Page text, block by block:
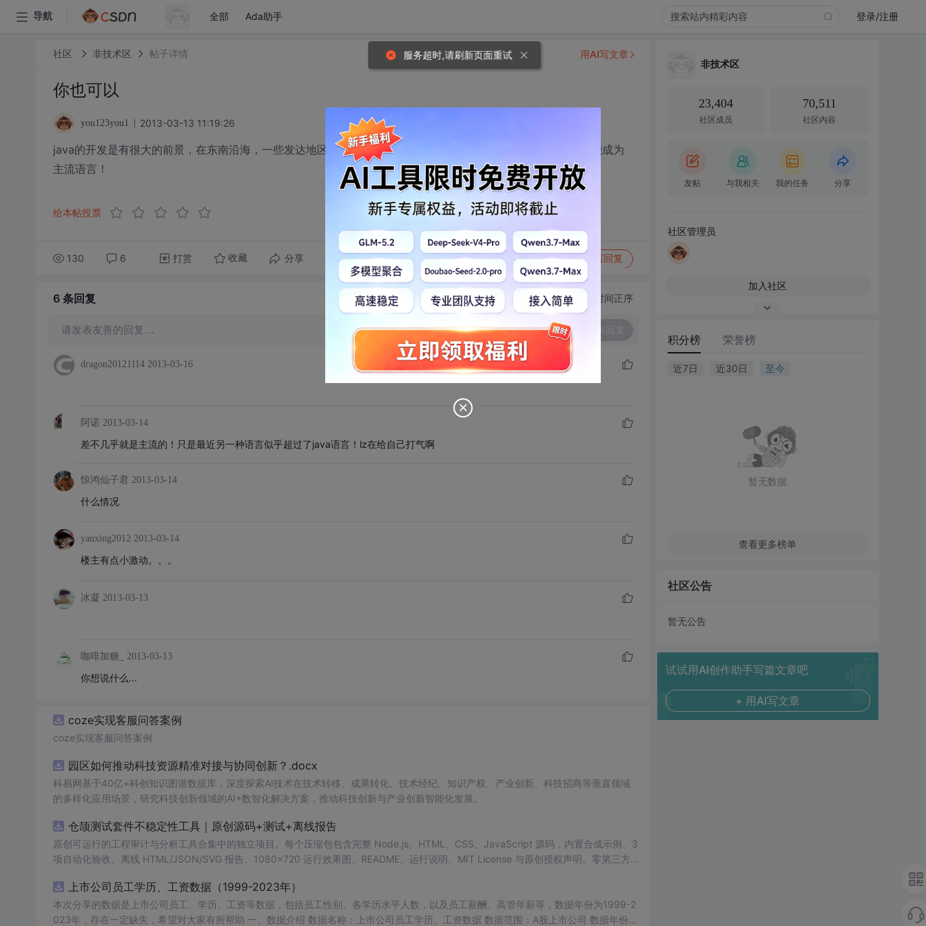
导航 全部 Ada助手 登录/注册
社区 非技术区 帖子详情
你也可以
you123you1 2013-03-13 11:19:26
java的开发是有很大的前景，在东南沿海，一些发达地区大型的公司几乎都是用java语言编程，所以java语言可能成为
主流语言！
给本帖投票
130 6 打赏 收藏 分享 转发到动态 举报 写回复
用AI写文章
6 条回复 切换为时间正序
请发表友善的回复…
dragon20121114 2013-03-16
阿诺 2013-03-14
差不几乎就是主流的！只是最近另一种语言似乎超过了java语言！lz在给自己打气啊
惊鸿仙子君 2013-03-14
什么情况
yanxing2012 2013-03-14
楼主有点小激动。。。
冰凝 2013-03-13
咖啡加糖_ 2013-03-13
你想说什么...
coze实现客服问答案例
coze实现客服问答案例
园区如何推动科技资源精准对接与协同创新？.docx
科易网基于40亿+科创知识图谱数据库，深度探索AI技术在技术转移、成果转化、技术经纪、知识产权、产业创新、科技招商等垂直领域
的多样化应用场景，研究科技创新领域的AI+数智化解决方案，推动科技创新与产业创新智能化发展。
仓颉测试套件不稳定性工具｜原创源码+测试+离线报告
原创可运行的工程审计与分析工具合集中的独立项目。每个压缩包包含完整 Node.js、HTML、CSS、JavaScript 源码，内置合成示例、3
项自动化验收、离线 HTML/JSON/SVG 报告、1080×720 运行效果图、README、运行说明、MIT License 与原创授权声明。零第三方
示与二次开发。运行方法：Node.js 18+ 下执行 npm test 与 npm run report，或启动静态服务器打开 index.html。
上市公司员工学历、工资数据（1999-2023年）
本次分享的数据是上市公司员工、学历、工资等数据，包括员工性别、各学历水平人数，以及员工薪酬、高管年薪等，数据年份为1999-2
023年，存在一定缺失，希望对大家有所帮助 一、数据介绍 数据名称：上市公司员工学历、工资数据 数据范围：A股上市公司 数据年份：
非技术区
23,404
社区成员
70,511
社区内容
发帖 与我相关 我的任务 分享
社区管理员
加入社区
积分榜 荣誉榜
近7日 近30日 至今
暂无数据
查看更多榜单
社区公告
暂无公告
试试用AI创作助手写篇文章吧
+ 用AI写文章
服务超时,请刷新页面重试